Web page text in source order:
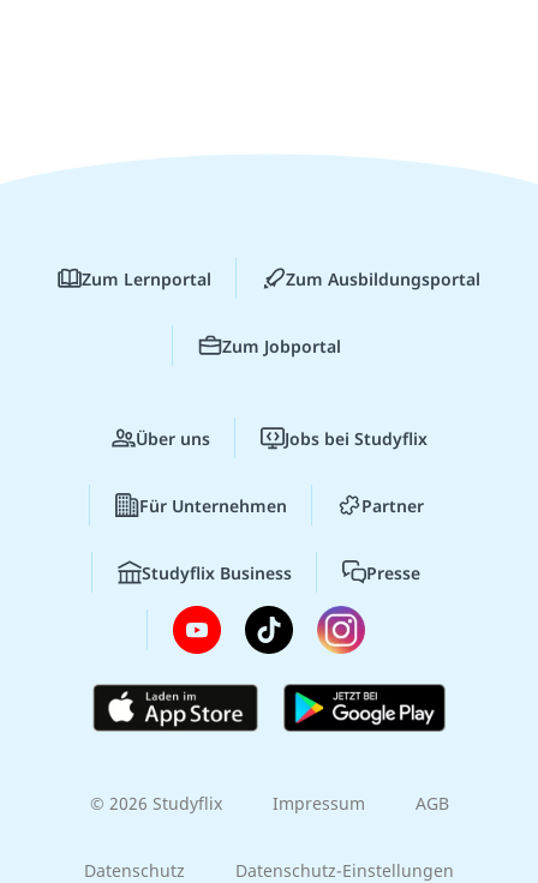
Zum Lernportal Zum Ausbildungsportal
Zum Jobportal
Über uns Jobs bei Studyflix
Für Unternehmen Partner
Studyflix Business Presse
© 2026 Studyflix Impressum AGB
Datenschutz Datenschutz-Einstellungen